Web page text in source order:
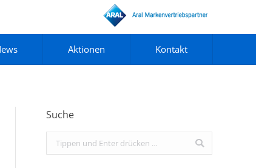
Aktionen Kontakt
Suche
Search: